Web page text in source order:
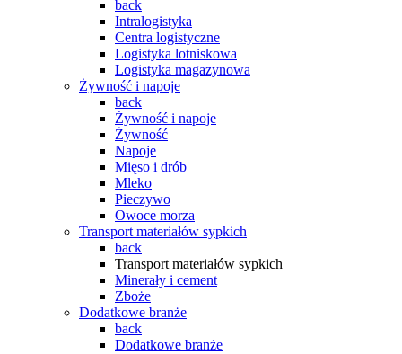
back
Intralogistyka
Centra logistyczne
Logistyka lotniskowa
Logistyka magazynowa
Żywność i napoje
back
Żywność i napoje
Żywność
Napoje
Mięso i drób
Mleko
Pieczywo
Owoce morza
Transport materiałów sypkich
back
Transport materiałów sypkich
Minerały i cement
Zboże
Dodatkowe branże
back
Dodatkowe branże